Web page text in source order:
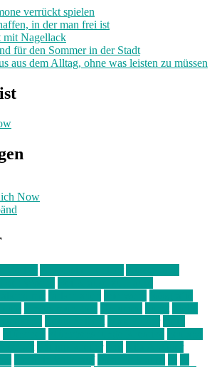
verrückt spielen
in der man frei ist
mit Nagellack
für den Sommer in der Stadt
aus dem Alltag, ohne was leisten zu müssen
Now